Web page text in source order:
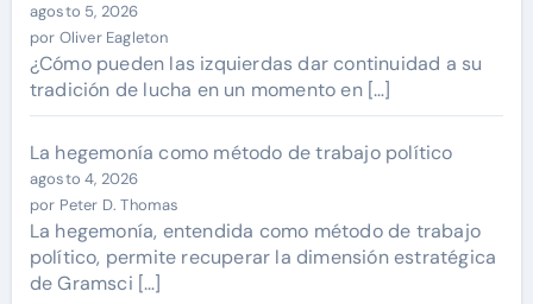
agosto 5, 2026
por Oliver Eagleton
¿Cómo pueden las izquierdas dar continuidad a su
tradición de lucha en un momento en […]
La hegemonía como método de trabajo político
agosto 4, 2026
por Peter D. Thomas
La hegemonía, entendida como método de trabajo
político, permite recuperar la dimensión estratégica
de Gramsci […]